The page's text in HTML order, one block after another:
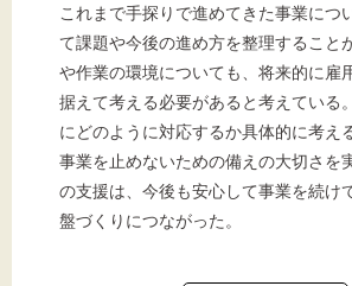
これまで手探りで進めてきた事業につ
て課題や今後の進め方を整理すること
や作業の環境についても、将来的に雇
据えて考える必要があると考えている
にどのように対応するか具体的に考え
事業を止めないための備えの大切さを
の支援は、今後も安心して事業を続け
盤づくりにつながった。